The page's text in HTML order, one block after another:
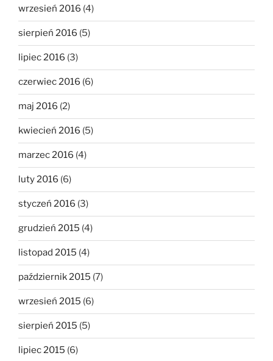
wrzesień 2016 (4)
sierpień 2016 (5)
lipiec 2016 (3)
czerwiec 2016 (6)
maj 2016 (2)
kwiecień 2016 (5)
marzec 2016 (4)
luty 2016 (6)
styczeń 2016 (3)
grudzień 2015 (4)
listopad 2015 (4)
październik 2015 (7)
wrzesień 2015 (6)
sierpień 2015 (5)
lipiec 2015 (6)